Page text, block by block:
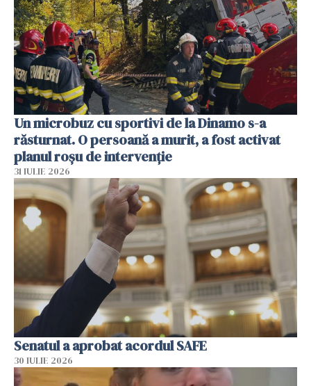
Un microbuz cu sportivi de la Dinamo s-a
răsturnat. O persoană a murit, a fost activat
planul roșu de intervenție
31 IULIE 2026
Senatul a aprobat acordul SAFE
30 IULIE 2026